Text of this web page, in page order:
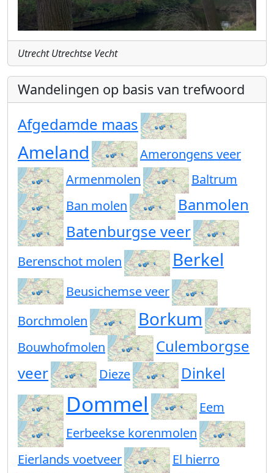
Utrecht Utrechtse Vecht
Wandelingen op basis van trefwoord
Afgedamde maas
Ameland
Amerongens veer
Armenmolen
Baltrum
Ban molen
Banmolen
Batenburgse veer
Berenschot molen Berkel
Beusichemse veer
Borchmolen
Borkum
Bouwhofmolen
Culemborgse
veer
Dieze Dinkel
Dommel
Eem
Eerbeekse korenmolen
Eierlands voetveer
El hierro